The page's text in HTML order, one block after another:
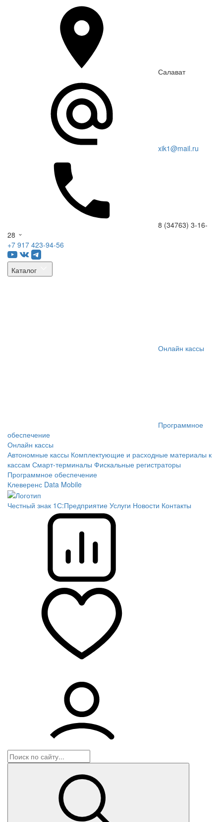
Салават
xik1@mail.ru
8 (34763) 3-16-
28
+7 917 423-94-56
Каталог
Онлайн кассы
Программное
обеспечение
Онлайн кассы
Автономные кассы Комплектующие и расходные материалы к
кассам Смарт-терминалы Фискальные регистраторы
Программное обеспечение
Клеверенс Data Mobile
Честный знак 1С:Предприятие Услуги Новости Контакты